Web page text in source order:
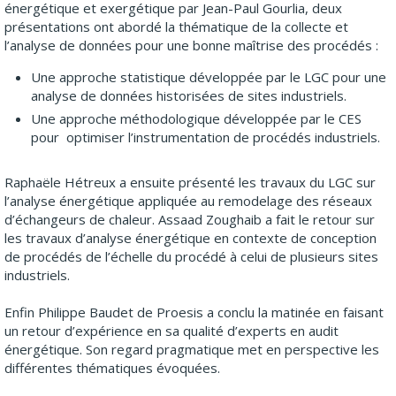
énergétique et exergétique par Jean-Paul Gourlia, deux
présentations ont abordé la thématique de la collecte et
l’analyse de données pour une bonne maîtrise des procédés :
Une approche statistique développée par le LGC pour une
analyse de données historisées de sites industriels.
Une approche méthodologique développée par le CES
pour optimiser l’instrumentation de procédés industriels.
Raphaële Hétreux a ensuite présenté les travaux du LGC sur
l’analyse énergétique appliquée au remodelage des réseaux
d’échangeurs de chaleur. Assaad Zoughaib a fait le retour sur
les travaux d’analyse énergétique en contexte de conception
de procédés de l’échelle du procédé à celui de plusieurs sites
industriels.
Enfin Philippe Baudet de Proesis a conclu la matinée en faisant
un retour d’expérience en sa qualité d’experts en audit
énergétique. Son regard pragmatique met en perspective les
différentes thématiques évoquées.